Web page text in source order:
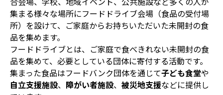
集まる様々な場所にフードドライブ会場（食品の受付場
所）を設けて、ご家庭からお持ちいただいた未開封の食
品を集めます。
フードドライブとは、ご家庭で食べきれない未開封の食
品を集めて、必要としている団体に寄付する活動です。
集まった食品はフードバンク団体を通じて子ども食堂や
自立支援施設、 障がい者施設、 被災地支援などに提供し